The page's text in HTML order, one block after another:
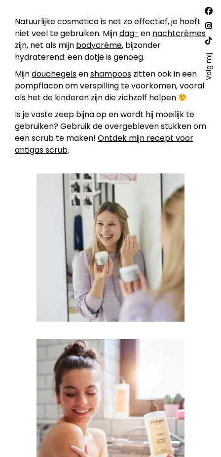
Natuurlijke cosmetica is net zo effectief, je hoeft
niet veel te gebruiken. Mijndag- en nachtcrèmes
zijn, net als mijn bodycrème, bijzonder
hydraterend: een dotje is genoeg.
Mijndouchegelsenshampoos zitten ook in een
pompflacon om verspilling te voorkomen, vooral
als het de kinderen zijn die zichzelf helpen
Is je vaste zeep bijna op en wordt hij moeilijk te
gebruiken? Gebruik de overgebleven stukken om
een scrub te maken! Ontdek mijn recept voor
antigas scrub.
Volg mij
Vind
op:
in
in